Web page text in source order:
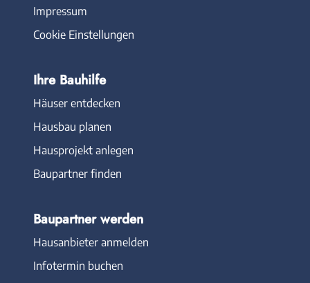
Impressum
Cookie Einstellungen
Ihre Bauhilfe
Häuser entdecken
Hausbau planen
Hausprojekt anlegen
Baupartner finden
Baupartner werden
Hausanbieter anmelden
Infotermin buchen